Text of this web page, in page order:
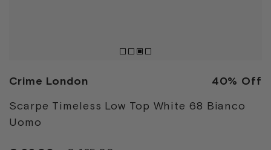
Crime London
40% Off
Scarpe Timeless Low Top White 68 Bianco
Uomo